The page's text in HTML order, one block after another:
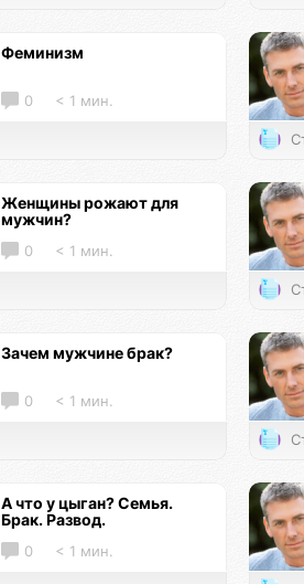
Феминизм
0 < 1 мин.
Женщины рожают для
мужчин?
0 < 1 мин.
Зачем мужчине брак?
0 < 1 мин.
А что у цыган? Семья.
Брак. Развод.
0 < 1 мин.